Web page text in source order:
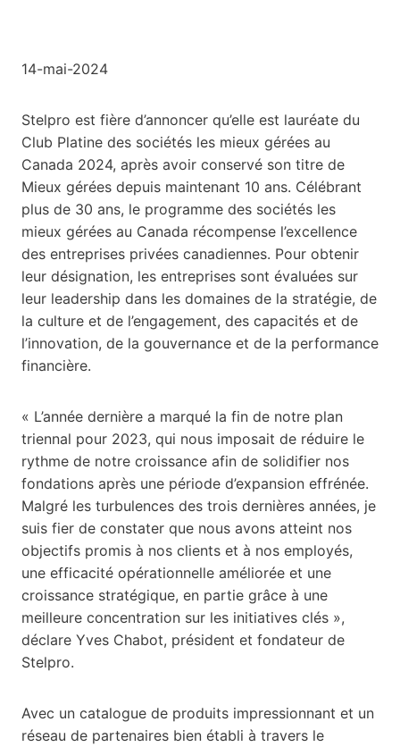
14-mai-2024
Stelpro est fière d’annoncer qu’elle est lauréate du
Club Platine des sociétés les mieux gérées au
Canada 2024, après avoir conservé son titre de
Mieux gérées depuis maintenant 10 ans. Célébrant
plus de 30 ans, le programme des sociétés les
mieux gérées au Canada récompense l’excellence
des entreprises privées canadiennes. Pour obtenir
leur désignation, les entreprises sont évaluées sur
leur leadership dans les domaines de la stratégie, de
la culture et de l’engagement, des capacités et de
l’innovation, de la gouvernance et de la performance
financière.
« L’année dernière a marqué la fin de notre plan
triennal pour 2023, qui nous imposait de réduire le
rythme de notre croissance afin de solidifier nos
fondations après une période d’expansion effrénée.
Malgré les turbulences des trois dernières années, je
suis fier de constater que nous avons atteint nos
objectifs promis à nos clients et à nos employés,
une efficacité opérationnelle améliorée et une
croissance stratégique, en partie grâce à une
meilleure concentration sur les initiatives clés »,
déclare Yves Chabot, président et fondateur de
Stelpro.
Avec un catalogue de produits impressionnant et un
réseau de partenaires bien établi à travers le